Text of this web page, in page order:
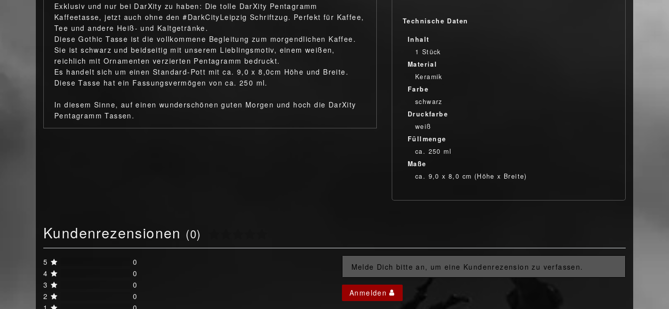
Exklusiv und nur bei DarXity zu haben: Die tolle DarXity Pentagramm
Kaffeetasse, jetzt auch ohne den #DarkCityLeipzig Schriftzug. Perfekt für Kaffee,
Tee und andere Heiß- und Kaltgetränke.
Diese Gothic Tasse ist die vollkommene Begleitung zum morgendlichen Kaffee.
Sie ist schwarz und beidseitig mit unserem Lieblingsmotiv, einem weißen,
reichlich mit Ornamenten verzierten Pentagramm bedruckt.
Es handelt sich um einen Standard-Pott mit ca. 9,0 x 8,0cm Höhe und Breite.
Diese Tasse hat ein Fassungsvermögen von ca. 250 ml.
In diesem Sinne, auf einen wunderschönen guten Morgen und hoch die DarXity
Pentagramm Tassen.
Technische Daten
Inhalt
1 Stück
Material
Keramik
Farbe
schwarz
Druckfarbe
weiß
Füllmenge
ca. 250 ml
Maße
ca. 9,0 x 8,0 cm (Höhe x Breite)
Kundenrezensionen (0)
5
0
4
0
3
0
2
0
Melde Dich bitte an, um eine Kundenrezension zu verfassen.
Anmelden